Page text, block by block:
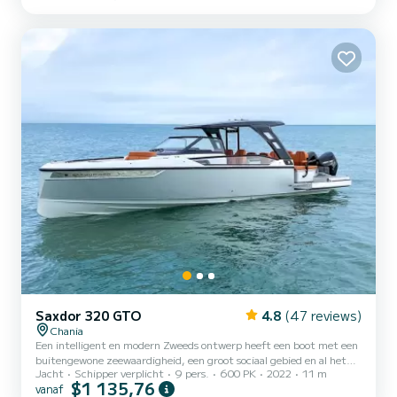
Saxdor 320 GTO 4.8 (47 reviews)
Chania
Een intelligent en modern Zweeds ontwerp heeft een boot met een
buitengewone zeewaardigheid, een groot sociaal gebied en al het
comfort dat nodig is voor uw boottochten. De NIEUWE Saxdor 320
GTO heeft het hart en de ziel van een sport, houdt uw rit soepel en
Jacht Schipper verplicht 9 pers. 600 PK 2022 11 m
vanaf $1 135,76